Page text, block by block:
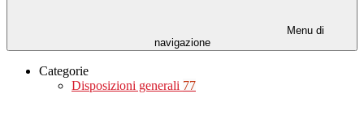
Menu di
navigazione
Categorie
Disposizioni generali 77